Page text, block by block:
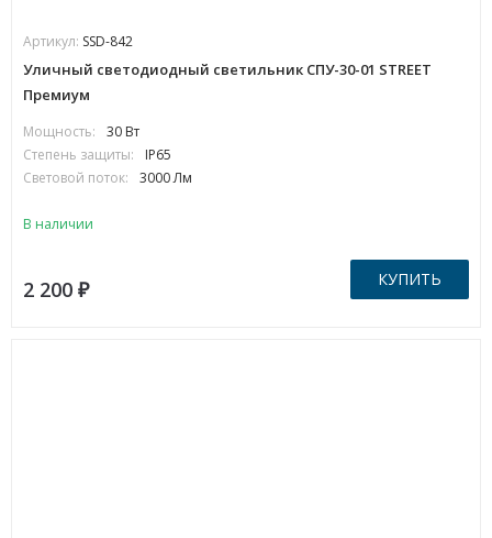
Артикул: SSD-842
Уличный светодиодный светильник СПУ-30-01 STREET
Премиум
Мощность:
30 Вт
Степень защиты:
IP65
Световой поток:
3000 Лм
В наличии
2 200 ₽ КУПИТЬ